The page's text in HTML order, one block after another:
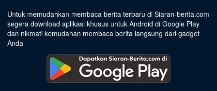
Untuk memudahkan membaca berita terbaru di Siaran-berita.com
segera download aplikasi khusus untuk Android di Google Play
dan nikmati kemudahan membaca berita langsung dari gadget
Anda